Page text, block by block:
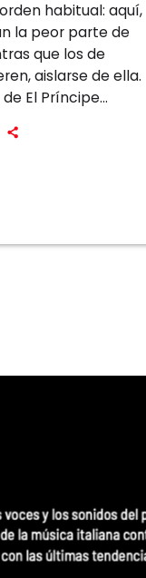
habitual: aquí,
la peor parte de
que los de
aislarse de ella.
El Príncipe
con la